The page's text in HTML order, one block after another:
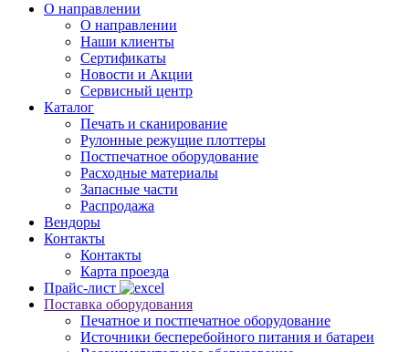
О направлении
О направлении
Наши клиенты
Сертификаты
Новости и Акции
Сервисный центр
Каталог
Печать и сканирование
Рулонные режущие плоттеры
Постпечатное оборудование
Расходные материалы
Запасные части
Распродажа
Вендоры
Контакты
Контакты
Карта проезда
Прайс-лист
Поставка оборудования
Печатное и постпечатное оборудование
Источники бесперебойного питания и батареи